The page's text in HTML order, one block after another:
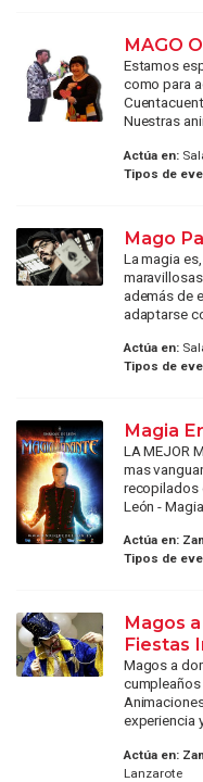
MAGO
Estamos
como para
Nuestras
Actúa en:
Tipos de
Mago
La magia
además de
adaptarse
Actúa en:
Tipos de
Magia
LA MEJOR
mas
recopilados
León - Magia
Actúa en:
Tipos de
Magos
Fiestas
Magos a
experiencia
Actúa en:
Lanzarote